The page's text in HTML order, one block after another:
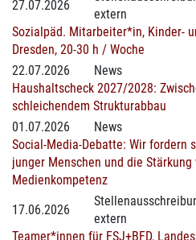
27.07.2026
extern
Sozialpäd. Mitarbeiter*in, Kinder-
Dresden, 20-30 h / Woche
22.07.2026
News
Haushaltscheck 2027/2028:
schleichendem Strukturabbau
01.07.2026
News
Social-Media-Debatte: Wir fordern
junger Menschen und die
Medienkompetenz
17.06.2026
extern
Teamer*innen für FSJ+BFD,